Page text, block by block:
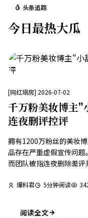
头条追踪
今日最热大瓜
[网红塌房] 2026-07-02
千万粉美妆博主"
连夜删评控评
拥有1200万粉丝的美妆
品存在严重虚假宣传问题
而团队被指连夜删除差评
爆料君 5分钟阅读
阅读全文